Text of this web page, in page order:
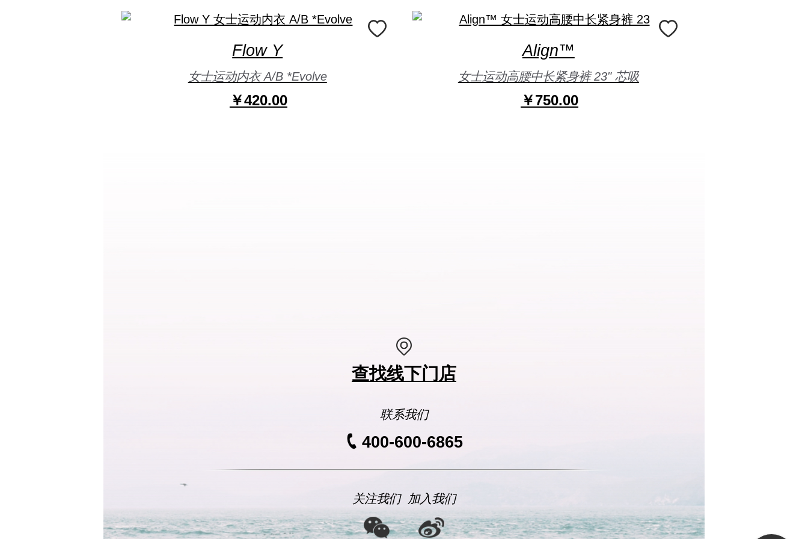
Flow Y
女士运动内衣 A/B *Evolve
￥420.00
Align™
女士运动高腰中长紧身裤 23" 芯吸
￥750.00
查找线下门店
联系我们
400-600-6865
关注我们 加入我们